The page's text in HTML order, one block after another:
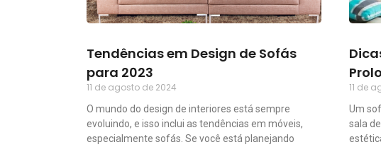
Tendências em Design de Sofás
para 2023
11 de agosto de 2024
O mundo do design de interiores está sempre
evoluindo, e isso inclui as tendências em móveis,
especialmente sofás. Se você está planejando
11 de
Um
sala